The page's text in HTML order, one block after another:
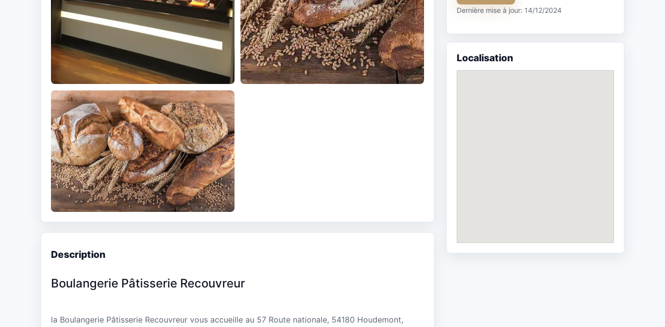
Description
Boulangerie Pâtisserie Recouvreur
la Boulangerie Pâtisserie Recouvreur vous accueille au 57 Route nationale, 54180 Houdemont,
Dernière mise à jour: 14/12/2024
Localisation